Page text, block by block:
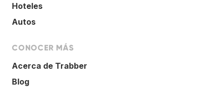
Hoteles
Autos
CONOCER MÁS
Acerca de Trabber
Blog